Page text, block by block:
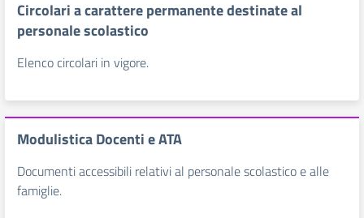
Circolari a carattere permanente destinate al
personale scolastico
Elenco circolari in vigore.
Modulistica Docenti e ATA
Documenti accessibili relativi al personale scolastico e alle
famiglie.